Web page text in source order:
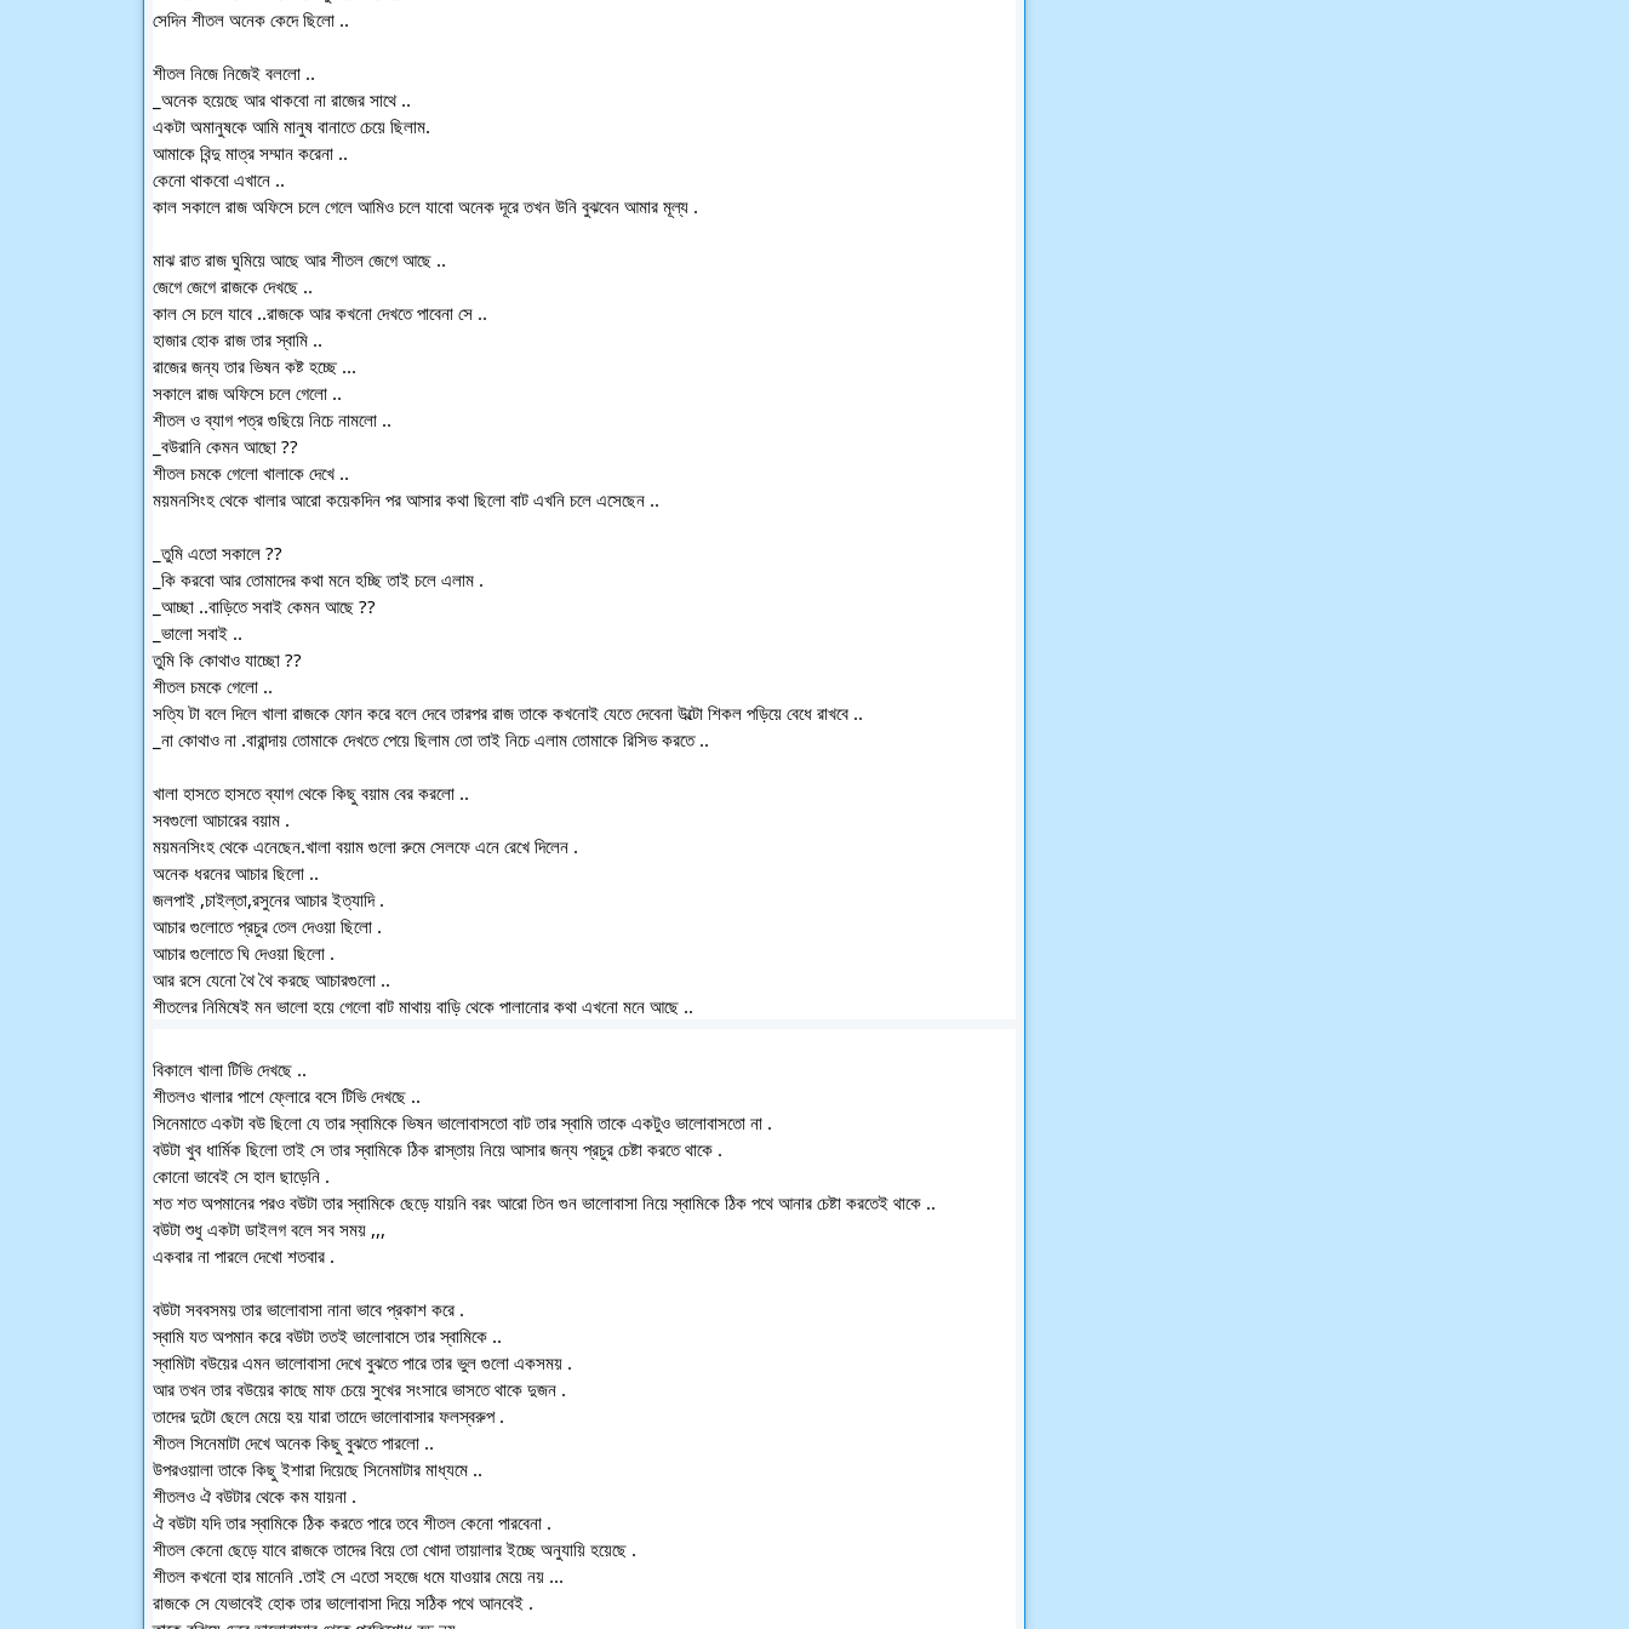
সেদিন শীতল অনেক কেদে ছিলো ..
শীতল নিজে নিজেই বললো ..
_অনেক হয়েছে আর থাকবো না রাজের সাথে ..
একটা অমানুষকে আমি মানুষ বানাতে চেয়ে ছিলাম.
আমাকে বিন্দু মাত্র সম্মান করেনা ..
কেনো থাকবো এখানে ..
কাল সকালে রাজ অফিসে চলে গেলে আমিও চলে যাবো অনেক দূরে তখন উনি বুঝবেন আমার মূল্য .
মাঝ রাত রাজ ঘুমিয়ে আছে আর শীতল জেগে আছে ..
জেগে জেগে রাজকে দেখছে ..
কাল সে চলে যাবে ..রাজকে আর কখনো দেখতে পাবেনা সে ..
হাজার হোক রাজ তার স্বামি ..
রাজের জন্য তার ভিষন কষ্ট হচ্ছে ...
সকালে রাজ অফিসে চলে গেলো ..
শীতল ও ব্যাগ পত্র গুছিয়ে নিচে নামলো ..
_বউরানি কেমন আছো ??
শীতল চমকে গেলো খালাকে দেখে ..
ময়মনসিংহ থেকে খালার আরো কয়েকদিন পর আসার কথা ছিলো বাট এখনি চলে এসেছেন ..
_তুমি এতো সকালে ??
_কি করবো আর তোমাদের কথা মনে হচ্ছি তাই চলে এলাম .
_আচ্ছা ..বাড়িতে সবাই কেমন আছে ??
_ভালো সবাই ..
তুমি কি কোথাও যাচ্ছো ??
শীতল চমকে গেলো ..
সত্যি টা বলে দিলে খালা রাজকে ফোন করে বলে দেবে তারপর রাজ তাকে কখনোই যেতে দেবেনা উল্টো শিকল পড়িয়ে বেধে রাখবে ..
_না কোথাও না .বারান্দায় তোমাকে দেখতে পেয়ে ছিলাম তো তাই নিচে এলাম তোমাকে রিসিভ করতে ..
খালা হাসতে হাসতে ব্যাগ থেকে কিছু বয়াম বের করলো ..
সবগুলো আচারের বয়াম .
ময়মনসিংহ থেকে এনেছেন.খালা বয়াম গুলো রুমে সেলফে এনে রেখে দিলেন .
অনেক ধরনের আচার ছিলো ..
জলপাই ,চাইল্তা,রসুনের আচার ইত্যাদি .
আচার গুলোতে প্রচুর তেল দেওয়া ছিলো .
আচার গুলোতে ঘি দেওয়া ছিলো .
আর রসে যেনো থৈ থৈ করছে আচারগুলো ..
শীতলের নিমিষেই মন ভালো হয়ে গেলো বাট মাথায় বাড়ি থেকে পালানোর কথা এখনো মনে আছে ..
বিকালে খালা টিভি দেখছে ..
শীতলও খালার পাশে ফ্লোরে বসে টিভি দেখছে ..
সিনেমাতে একটা বউ ছিলো যে তার স্বামিকে ভিষন ভালোবাসতো বাট তার স্বামি তাকে একটুও ভালোবাসতো না .
বউটা খুব ধার্মিক ছিলো তাই সে তার স্বামিকে ঠিক রাস্তায় নিয়ে আসার জন্য প্রচুর চেষ্টা করতে থাকে .
কোনো ভাবেই সে হাল ছাড়েনি .
শত শত অপমানের পরও বউটা তার স্বামিকে ছেড়ে যায়নি বরং আরো তিন গুন ভালোবাসা নিয়ে স্বামিকে ঠিক পথে আনার চেষ্টা করতেই থাকে ..
বউটা শুধু একটা ডাইলগ বলে সব সময় ,,,
একবার না পারলে দেখো শতবার .
বউটা সববসময় তার ভালোবাসা নানা ভাবে প্রকাশ করে .
স্বামি যত অপমান করে বউটা ততই ভালোবাসে তার স্বামিকে ..
স্বামিটা বউয়ের এমন ভালোবাসা দেখে বুঝতে পারে তার ভুল গুলো একসময় .
আর তখন তার বউয়ের কাছে মাফ চেয়ে সুখের সংসারে ভাসতে থাকে দুজন .
তাদের দুটো ছেলে মেয়ে হয় যারা তাদেে ভালোবাসার ফলস্বরুপ .
শীতল সিনেমাটা দেখে অনেক কিছু বুঝতে পারলো ..
উপরওয়ালা তাকে কিছু ইশারা দিয়েছে সিনেমাটার মাধ্যমে ..
শীতলও ঐ বউটার থেকে কম যায়না .
ঐ বউটা যদি তার স্বামিকে ঠিক করতে পারে তবে শীতল কেনো পারবেনা .
শীতল কেনো ছেড়ে যাবে রাজকে তাদের বিয়ে তো খোদা তায়ালার ইচ্ছে অনুযায়ি হয়েছে .
শীতল কখনো হার মানেনি .তাই সে এতো সহজে ধমে যাওয়ার মেয়ে নয় ...
রাজকে সে যেভাবেই হোক তার ভালোবাসা দিয়ে সঠিক পথে আনবেই .